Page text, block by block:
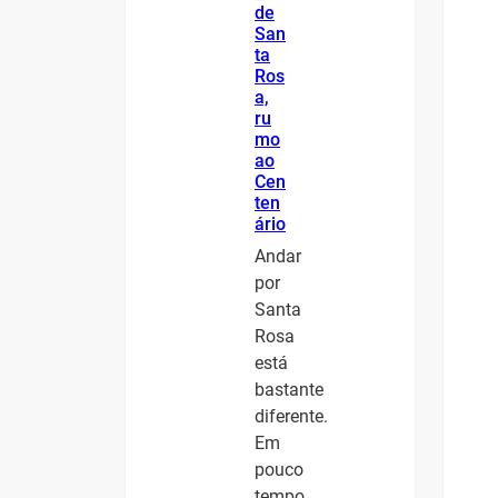
de
San
ta
Ros
a,
ru
mo
ao
Cen
ten
ário
Andar
por
Santa
Rosa
está
bastante
diferente.
Em
pouco